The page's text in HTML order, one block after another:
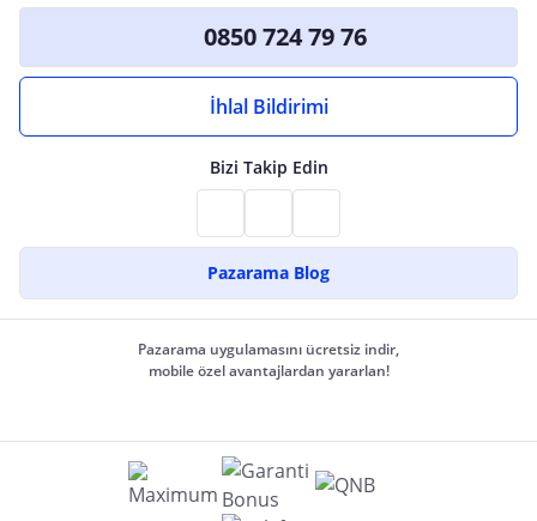
0850 724 79 76
İhlal Bildirimi
Bizi Takip Edin
Pazarama Blog
Pazarama uygulamasını ücretsiz indir,
mobile özel avantajlardan yararlan!